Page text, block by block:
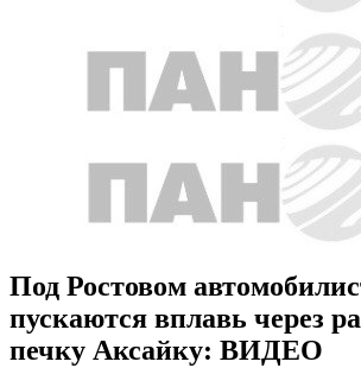
Под Ростовом
пускаются вплавь через
печку Аксайку: ВИДЕО